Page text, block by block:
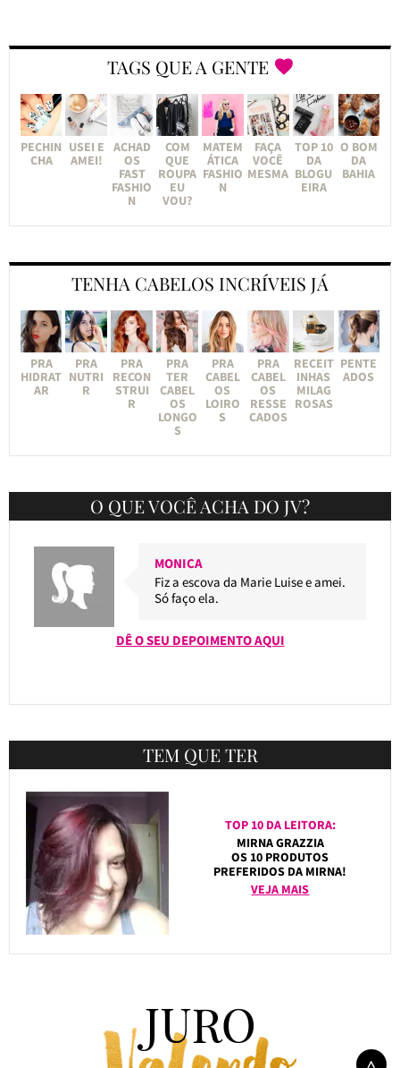
TAGS QUE A GENTE
PECHIN
CHA
USEI E
AMEI!
ACHAD
OS
FAST
FASHIO
N
COM
QUE
ROUPA
EU
VOU?
MATEM
ÁTICA
FASHIO
N
FAÇA
VOCÊ
MESMA
TOP 10
DA
BLOGU
EIRA
O BOM
DA
BAHIA
TENHA CABELOS INCRÍVEIS JÁ
PRA
HIDRAT
AR
PRA
NUTRI
R
PRA
RECON
STRUI
R
PRA
TER
CABEL
OS
LONGO
S
PRA
CABEL
OS
LOIRO
S
PRA
CABEL
OS
RESSE
CADOS
RECEIT
INHAS
MILAG
ROSAS
PENTE
ADOS
O QUE VOCÊ ACHA DO JV?
MONICA
Fiz a escova da Marie Luise e amei.
Só faço ela.
DÊ O SEU DEPOIMENTO AQUI
TEM QUE TER
TOP 10 DA LEITORA:
MIRNA GRAZZIA
OS 10 PRODUTOS
PREFERIDOS DA MIRNA!
VEJA MAIS